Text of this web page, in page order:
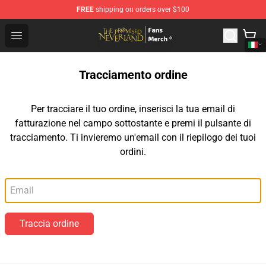
FREE shipping on orders over $100
Open menu
The Promised Neverland Store - Official The Promised
Tracciamento ordine
Per tracciare il tuo ordine, inserisci la tua email di
fatturazione nel campo sottostante e premi il pulsante di
tracciamento. Ti invieremo un'email con il riepilogo dei tuoi
ordini.
Traccia ordine